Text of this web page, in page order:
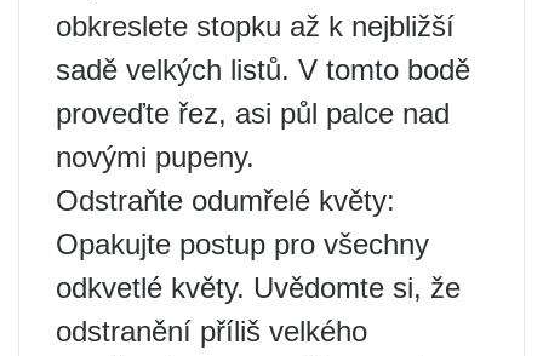
obkreslete stopku až k nejbližší
sadě velkých listů. V tomto bodě
proveďte řez, asi půl palce nad
novými pupeny.
Odstraňte odumřelé květy:
Opakujte postup pro všechny
odkvetlé květy. Uvědomte si, že
odstranění příliš velkého